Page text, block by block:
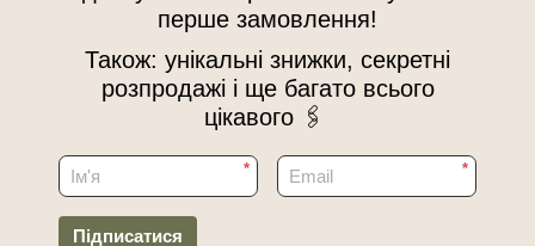
перше замовлення!
Також: унікальні знижки, секретні
розпродажі і ще багато всього
цікавого 🖇
* *
Підписатися